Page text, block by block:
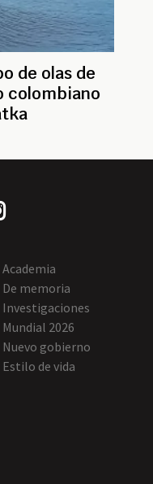
de olas de
colombiano
Academia
De memoria
Investigaciones
Mundial 2026
Nuevo gobierno
Estilo de vida